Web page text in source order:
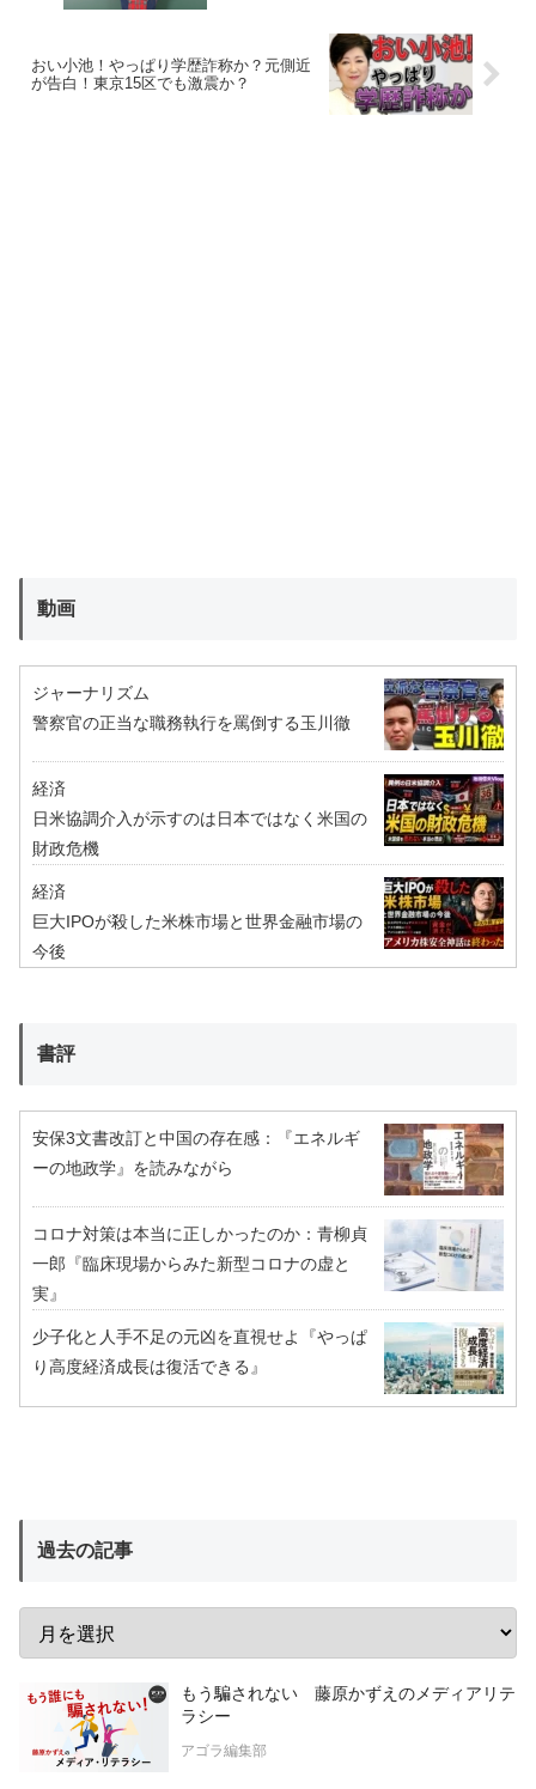
おい小池！やっぱり学歴詐称か？元側近
が告白！東京15区でも激震か？
動画
ジャーナリズム
警察官の正当な職務執行を罵倒する玉川徹
経済
日米協調介入が示すのは日本ではなく米国の
財政危機
経済
巨大IPOが殺した米株市場と世界金融市場の
今後
書評
安保3文書改訂と中国の存在感：『エネルギ
ーの地政学』を読みながら
コロナ対策は本当に正しかったのか：青柳貞
一郎『臨床現場からみた新型コロナの虚と
実』
少子化と人手不足の元凶を直視せよ『やっぱ
り高度経済成長は復活できる』
過去の記事
もう騙されない 藤原かずえのメディアリテ
ラシー
アゴラ編集部